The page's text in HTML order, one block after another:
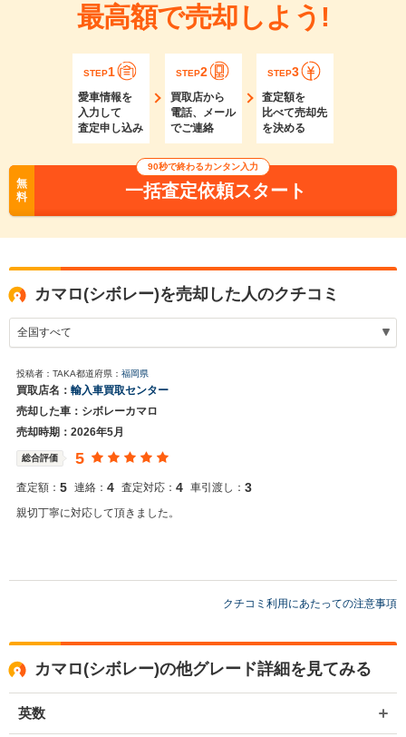
最高額で売却しよう!
STEP1
愛車情報を
入力して
査定申し込み
STEP2
買取店から
電話、メール
でご連絡
STEP3
査定額を
比べて売却先
を決める
無
料
90秒で終わるカンタン入力
一括査定依頼スタート
カマロ(シボレー)を売却した人のクチコミ
投稿者：TAKA都道府県： 福岡県
買取店名： 輸入車買取センター
売却した車：シボレーカマロ
売却時期：2026年5月
総合評価 5
査定額： 5 連絡： 4 査定対応： 4 車引渡し： 3
親切丁寧に対応して頂きました。
クチコミ利用にあたっての注意事項
カマロ(シボレー)の他グレード詳細を見てみる
英数